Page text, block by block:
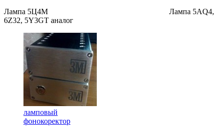
Лампа 5Ц4М Лампа 5AQ4,
6Z32, 5Y3GT аналог
ламповый
фонокоректор